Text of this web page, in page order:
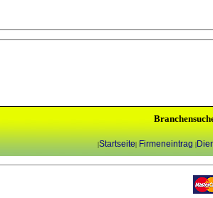
|Startseite| Firmeneintrag |